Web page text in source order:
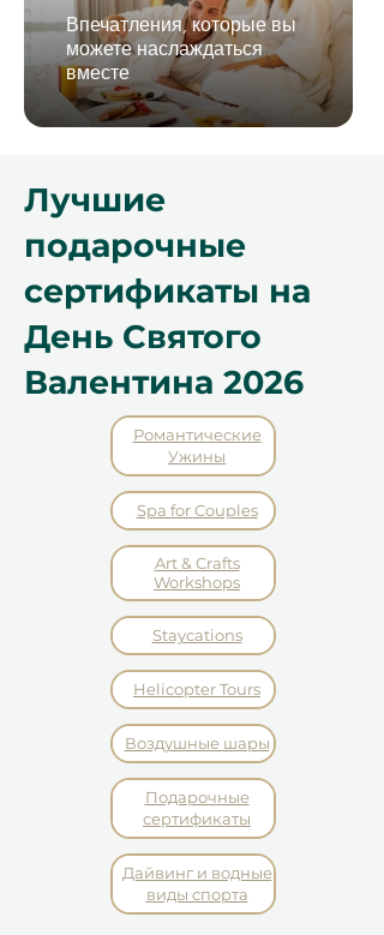
Впечатления, которые вы
можете наслаждаться
вместе
Лучшие
подарочные
сертификаты на
День Святого
Валентина 2026
Романтические
Ужины
Spa for Couples
Art & Crafts
Workshops
Staycations
Helicopter Tours
Воздушные шары
Подарочные
сертификаты
Дайвинг и водные
виды спорта